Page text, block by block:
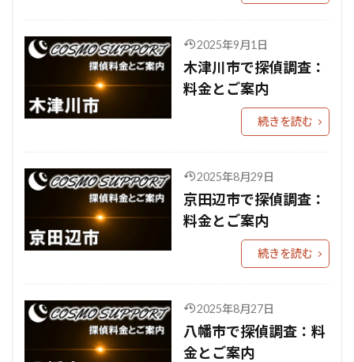
2025年9月1日
木津川市で探偵調査：
料金とご案内
続きを読む
2025年8月29日
京田辺市で探偵調査：
料金とご案内
続きを読む
2025年8月27日
八幡市で探偵調査：料
金とご案内